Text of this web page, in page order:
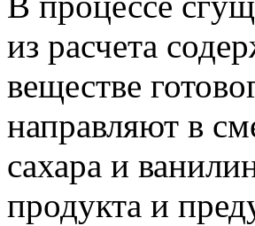
из расчета
веществе
направляют в
сахара и
продукта и